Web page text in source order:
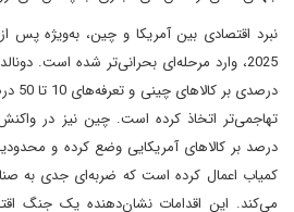
نبرد اقتصادی بین آمریکا و چین، به‌ویژه پس
درصد بر کالاهای آمریکایی وضع کرده و
کمیاب اعمال کرده است که ضربه‌ای جدی به
می‌کند. این اقدامات نشان‌دهنده یک جنگ